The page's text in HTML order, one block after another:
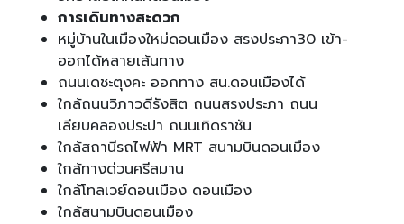
การเดินทางสะดวก
หมู่บ้านในเมืองใหม่ดอนเมือง สรงประภา30 เข้า-
ออกได้หลายเส้นทาง
ถนนเดชะตุงคะ ออกทาง สน.ดอนเมืองได้
ใกล้ถนนวิภาวดีรังสิต ถนนสรงประภา ถนน
เลียบคลองประปา ถนนเทิดราชัน
ใกล้สถานีรถไฟฟ้า MRT สนามบินดอนเมือง
ใกล้ทางด่วนศรีสมาน
ใกล้โทลเวย์ดอนเมือง ดอนเมือง
ใกล้สนามบินดอนเมือง